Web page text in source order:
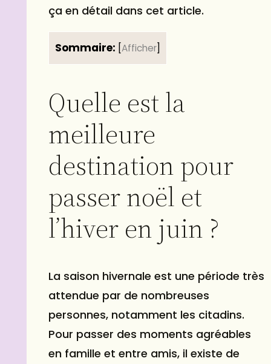
ça en détail dans cet article.
Sommaire: Afficher
Quelle est la
meilleure
destination pour
passer noël et
l’hiver en juin ?
La saison hivernale est une période très
attendue par de nombreuses
personnes, notamment les citadins.
Pour passer des moments agréables
en famille et entre amis, il existe de